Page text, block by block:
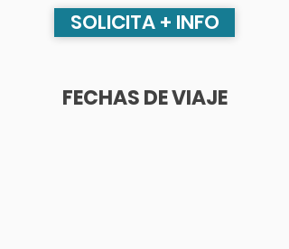
SOLICITA + INFO
FECHAS DE VIAJE